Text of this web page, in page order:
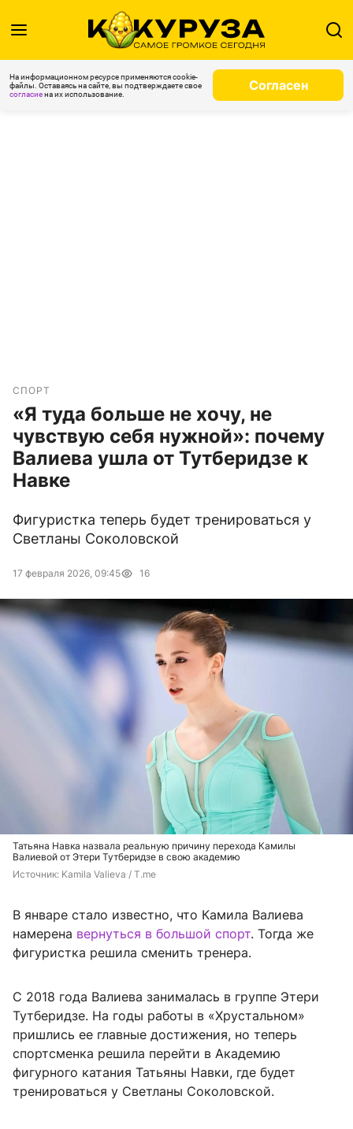
На информационном ресурсе применяются cookie-
файлы. Оставаясь на сайте, вы подтверждаете свое
согласиена их использование.
Согласен
СПОРТ
«Я туда больше не хочу, не
чувствую себя нужной»: почему
Валиева ушла от Тутберидзе к
Навке
Фигуристка теперь будет тренироваться у
Светланы Соколовской
17 февраля 2026, 09:45 16
Татьяна Навка назвала реальную причину перехода Камилы
Валиевой от Этери Тутберидзе в свою академию
Источник: Kamila Valieva / T.me
В январе стало известно, что Камила Валиева
намерена вернуться в большой спорт. Тогда же
фигуристка решила сменить тренера.
С 2018 года Валиева занималась в группе Этери
Тутберидзе. На годы работы в «Хрустальном»
пришлись ее главные достижения, но теперь
спортсменка решила перейти в Академию
фигурного катания Татьяны Навки, где будет
тренироваться у Светланы Соколовской.